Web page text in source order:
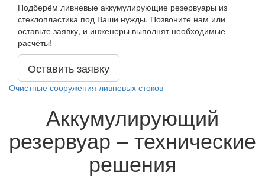
Подберём ливневые аккумулирующие резервуары из
стеклопластика под Ваши нужды. Позвоните нам или
оставьте заявку, и инженеры выполнят необходимые
расчёты!
Оставить заявку
Очистные сооружения ливневых стоков
Аккумулирующий
резервуар – технические
решения